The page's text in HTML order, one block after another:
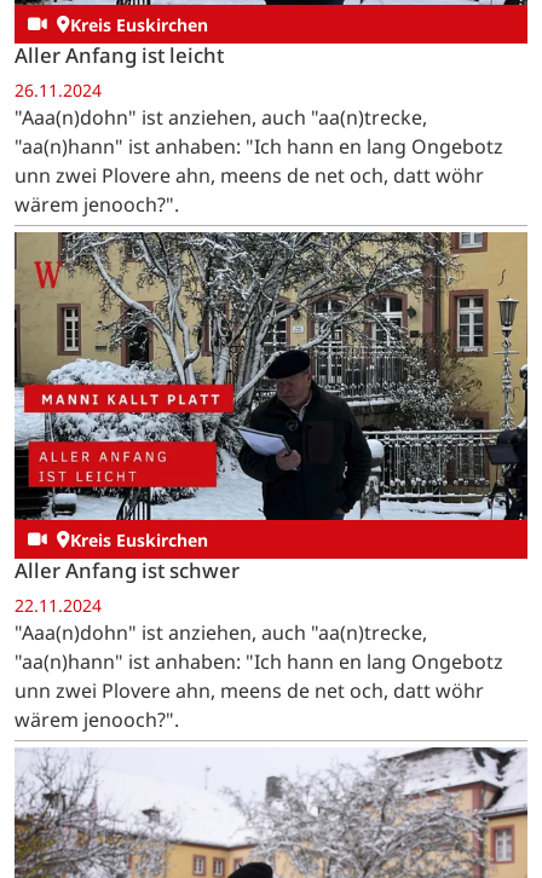
Kreis Euskirchen
Aller Anfang ist leicht
26.11.2024
"Aaa(n)dohn" ist anziehen, auch "aa(n)trecke,
"aa(n)hann" ist anhaben: "Ich hann en lang Ongebotz
unn zwei Plovere ahn, meens de net och, datt wöhr
wärem jenooch?".
Kreis Euskirchen
Aller Anfang ist schwer
22.11.2024
"Aaa(n)dohn" ist anziehen, auch "aa(n)trecke,
"aa(n)hann" ist anhaben: "Ich hann en lang Ongebotz
unn zwei Plovere ahn, meens de net och, datt wöhr
wärem jenooch?".